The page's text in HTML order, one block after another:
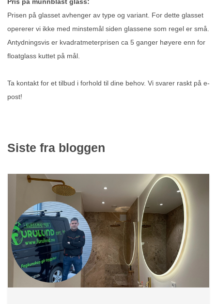
Prisen på glasset avhenger av type og variant. For dette glasset
opererer vi ikke med minstemål siden glassene som regel er små.
Antydningsvis er kvadratmeterprisen ca 5 ganger høyere enn for
floatglass kuttet på mål.
Ta kontakt for et tilbud i forhold til dine behov. Vi svarer raskt på e-
post!
Siste fra bloggen